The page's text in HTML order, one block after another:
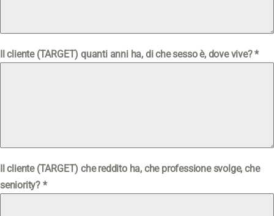
Il cliente (TARGET) quanti anni ha, di che sesso è, dove vive?*
Il cliente (TARGET) che reddito ha, che professione svolge, che
seniority? *